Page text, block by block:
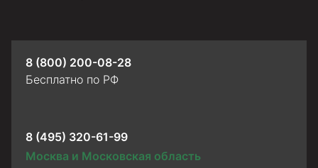
8 (800) 200-08-28
Бесплатно по РФ
8 (495) 320-61-99
Москва и Московская область